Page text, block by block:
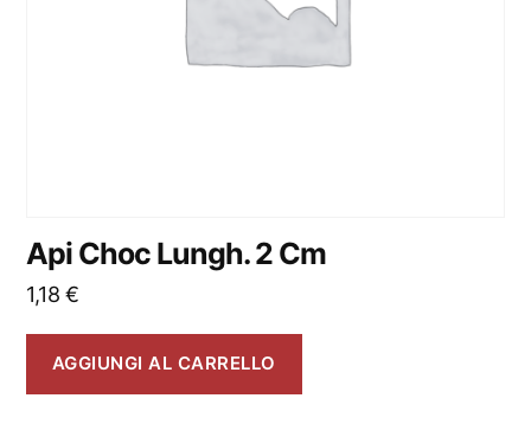
Api Choc Lungh. 2 Cm
1,18€
AGGIUNGI AL CARRELLO